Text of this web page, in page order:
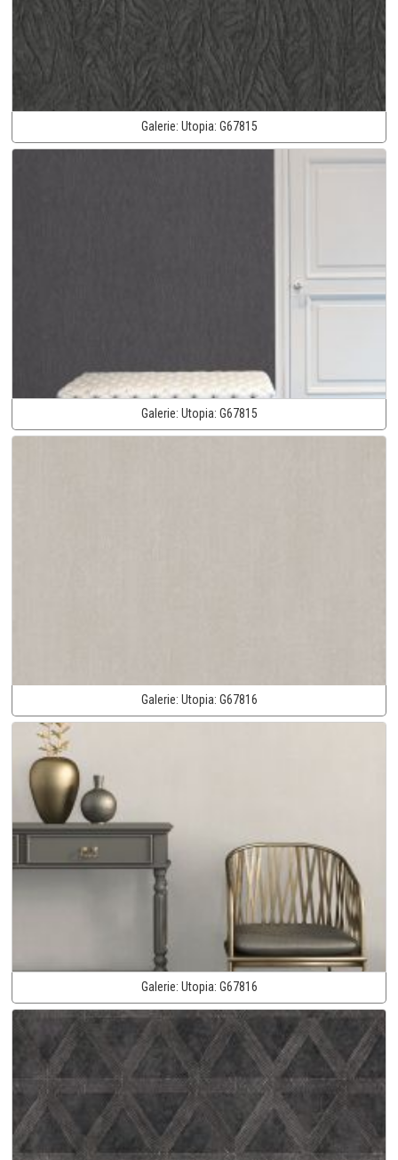
Galerie: Utopia: G67815
Galerie: Utopia: G67815
Galerie: Utopia: G67816
Galerie: Utopia: G67816